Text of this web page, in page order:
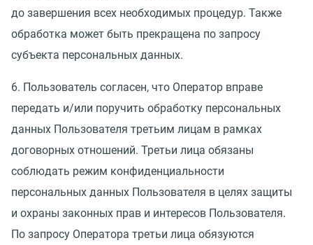
до завершения всех необходимых процедур. Также
обработка может быть прекращена по запросу
субъекта персональных данных.
6. Пользователь согласен, что Оператор вправе
передать и/или поручить обработку персональных
данных Пользователя третьим лицам в рамках
договорных отношений. Третьи лица обязаны
соблюдать режим конфиденциальности
персональных данных Пользователя в целях защиты
и охраны законных прав и интересов Пользователя.
По запросу Оператора третьи лица обязуются